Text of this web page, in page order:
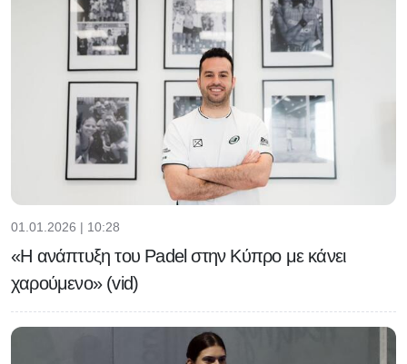
01.01.2026 | 10:28
«Η ανάπτυξη του Padel στην Κύπρο με κάνει
χαρούμενο» (vid)